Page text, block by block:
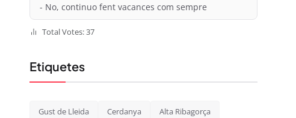
- No, continuo fent vacances com sempre
Total Votes: 37
Etiquetes
Gust de Lleida Cerdanya Alta Ribagorça